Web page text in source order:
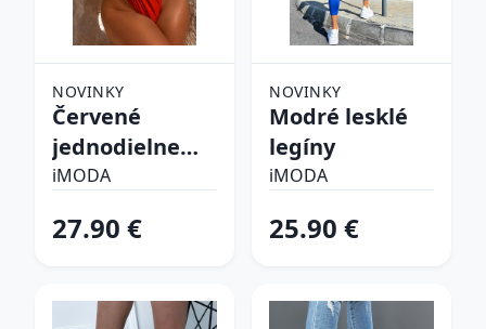
NOVINKY
Červené
jednodielne
plavky
iMODA
27.90 €
NOVINKY
Modré lesklé
legíny
iMODA
25.90 €